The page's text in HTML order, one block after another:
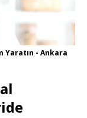
- Ankara